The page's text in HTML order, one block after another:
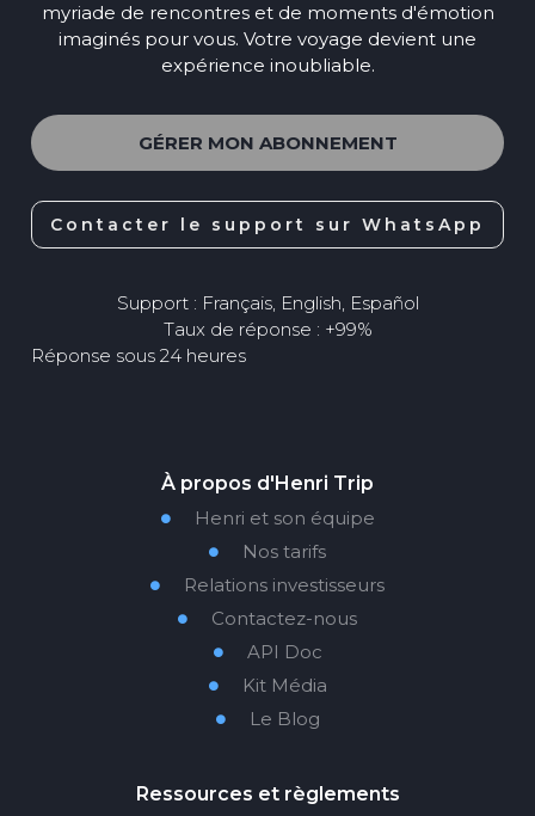
myriade de rencontres et de moments d'émotion
imaginés pour vous. Votre voyage devient une
expérience inoubliable.
GÉRER MON ABONNEMENT
Contacter le support sur WhatsApp
Support : Français, English, Español
Taux de réponse : +99%
Réponse sous 24 heures
À propos d'Henri Trip
 Henri et son équipe
 Nos tarifs
 Relations investisseurs
 Contactez-nous
 API Doc
 Kit Média
 Le Blog
Ressources et règlements